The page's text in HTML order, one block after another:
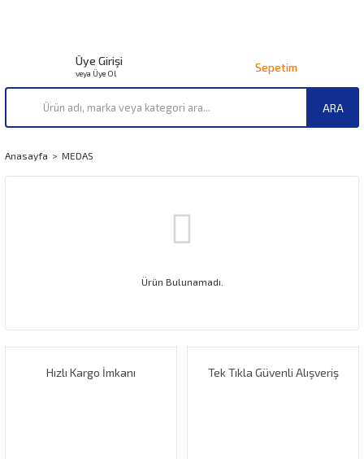
ARA
Üye Girişi
veya Üye Ol Sepetim
Anasayfa MEDAS
Ürün Bulunamadı.
Hızlı Kargo İmkanı Tek Tıkla Güvenli Alışveriş